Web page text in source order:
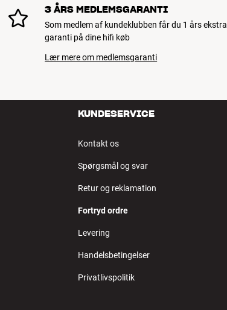
3 ÅRS MEDLEMSGARANTI
Som medlem af kundeklubben får du 1 års ekstra
garanti på dine hifi køb
Lær mere om medlemsgaranti
KUNDESERVICE
Kontakt os
Spørgsmål og svar
Retur og reklamation
Fortryd ordre
Levering
Handelsbetingelser
Privatlivspolitik